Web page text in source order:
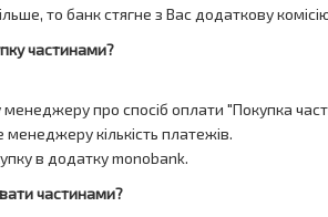
то банк стягне з Вас додаткову
частинами?
про спосіб оплати "Покупка
менеджеру кількість платежів.
в додатку monobank.
частинами?